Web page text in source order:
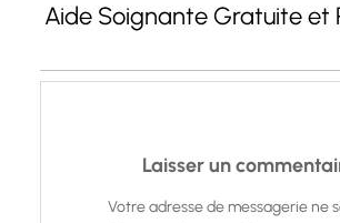
Aide Soignante Gratuite et
Laisser un
Votre adresse de messagerie ne